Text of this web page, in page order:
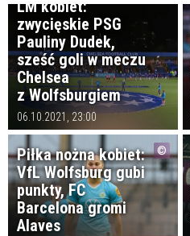
LM kobiet:
zwycięskie PSG
Pauliny Dudek,
sześć goli w meczu
Chelsea
z Wolfsburgiem
06.10.2021, 23:00
Piłka nożna kobiet:
VfL Wolfsburg gubi
punkty, FC
Barcelona gromi
Alaves